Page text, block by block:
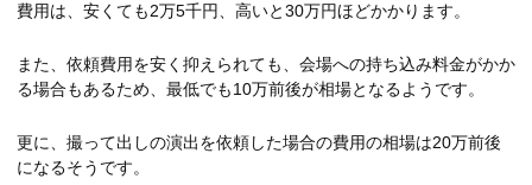
費用は、安くても2万5千円、高いと30万円ほどかかります。
また、依頼費用を安く抑えられても、会場への持ち込み料金がかか
る場合もあるため、最低でも10万前後が相場となるようです。
更に、撮って出しの演出を依頼した場合の費用の相場は20万前後
になるそうです。